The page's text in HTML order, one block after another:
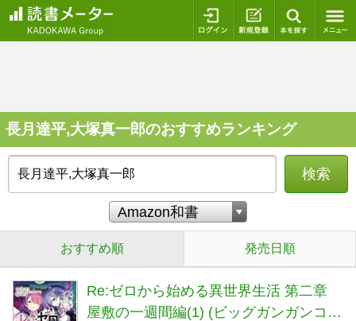
ログイン 新規登録
長月達平,大塚真一郎のおすすめランキング
検索
おすすめ順 発売日順
Re:ゼロから始める異世界生活 第二章
屋敷の一週間編(1) (ビッグガンガンコミ